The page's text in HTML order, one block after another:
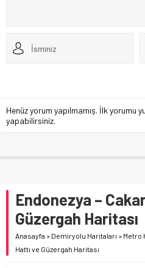
Henüz yorum yapılmamış. İlk yorumu
yapabilirsiniz.
Endonezya –
Güzergah Haritası
Anasayfa » Demiryolu Haritaları » Metro
Hattı ve Güzergah Haritası